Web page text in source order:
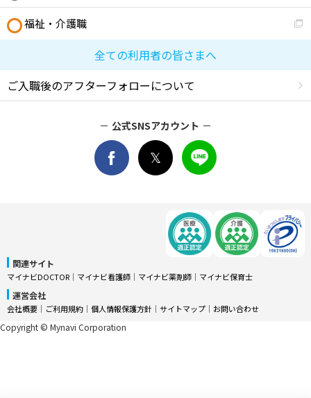
福祉・介護職
全ての利用者の皆さまへ
ご入職後のアフターフォローについて
公式SNSアカウント
関連サイト
マイナビDOCTOR │ マイナビ看護師 │ マイナビ薬剤師 │ マイナビ保育士
運営会社
会社概要 │ ご利用規約 │ 個人情報保護方針 │ サイトマップ │ お問い合わせ
Copyright © Mynavi Corporation